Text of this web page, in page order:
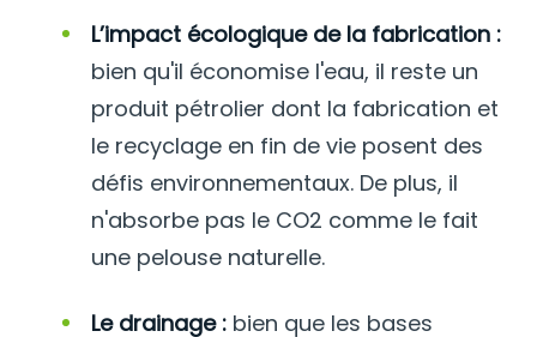
L’impact écologique de la fabrication :
bien qu'il économise l'eau, il reste un
produit pétrolier dont la fabrication et
le recyclage en fin de vie posent des
défis environnementaux. De plus, il
n'absorbe pas le CO2 comme le fait
une pelouse naturelle.
Le drainage : bien que les bases